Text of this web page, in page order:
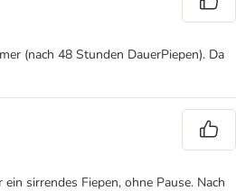
(nach 48 Stunden DauerPiepen). Da
sirrendes Fiepen, ohne Pause. Nach